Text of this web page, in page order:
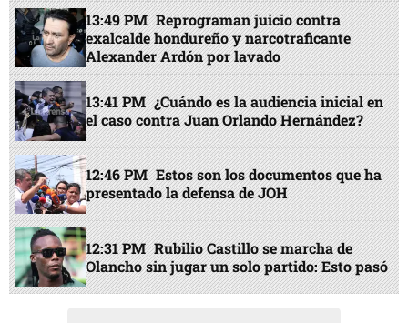
13:49 PM Reprograman juicio contra
exalcalde hondureño y narcotraficante
Alexander Ardón por lavado
13:41 PM ¿Cuándo es la audiencia inicial en
el caso contra Juan Orlando Hernández?
12:46 PM Estos son los documentos que ha
presentado la defensa de JOH
12:31 PM Rubilio Castillo se marcha de
Olancho sin jugar un solo partido: Esto pasó